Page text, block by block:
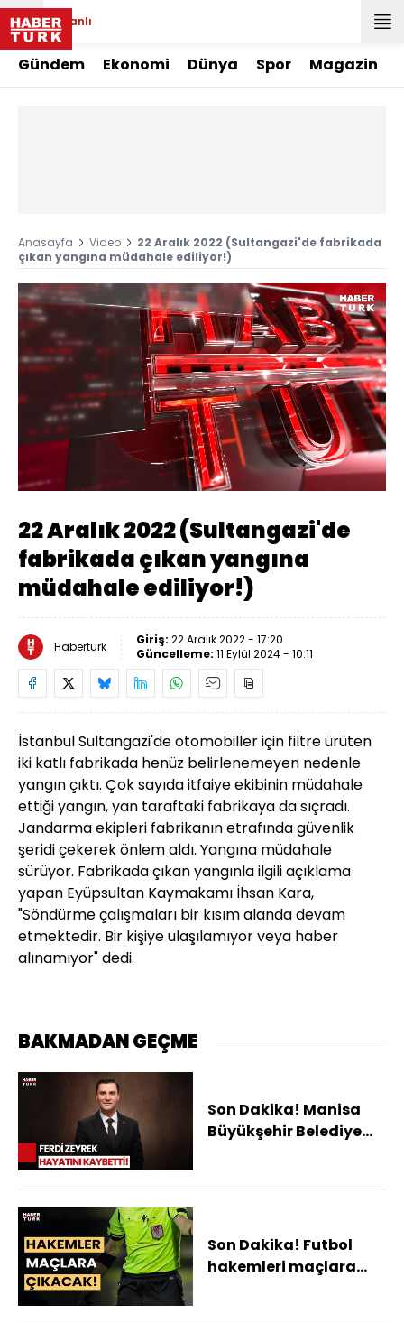
Canlı
Gündem Ekonomi Dünya Spor Magazin
Anasayfa Video
22 Aralık 2022 (Sultangazi'de fabrikada
çıkan yangına müdahale ediliyor!)
Aç
1080
Yüklendi
Oynatma
Hızı
22 Aralık 2022 (Sultangazi'de
fabrikada çıkan yangına
müdahale ediliyor!)
Habertürk Giriş: 22 Aralık 2022 - 17:20
Güncelleme: 11 Eylül 2024 - 10:11
İstanbul Sultangazi'de otomobiller için filtre ürüten
iki katlı fabrikada henüz belirlenemeyen nedenle
yangın çıktı. Çok sayıda itfaiye ekibinin müdahale
ettiği yangın, yan taraftaki fabrikaya da sıçradı.
Jandarma ekipleri fabrikanın etrafında güvenlik
şeridi çekerek önlem aldı. Yangına müdahale
sürüyor. Fabrikada çıkan yangınla ilgili açıklama
yapan Eyüpsultan Kaymakamı İhsan Kara,
"Söndürme çalışmaları bir kısım alanda devam
etmektedir. Bir kişiye ulaşılamıyor veya haber
alınamıyor" dedi.
BAKMADAN GEÇME
Son Dakika! Manisa
Büyükşehir Belediye
Son Dakika! Futbol
hakemleri maçlara